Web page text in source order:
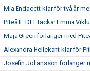
Mia Endacott klar för två år
Piteå IF DFF tackar Emma
Maja Green förlänger med
Alexandra Hellekant klar för
Josefin Johansson förlänger